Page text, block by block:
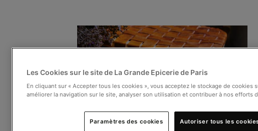
Les Cookies sur le site de La Grande Epicerie de Paris
En cliquant sur « Accepter tous les cookies », vous acceptez le stockage de cookies
améliorer la navigation sur le site, analyser son utilisation et contribuer à nos efforts
Paramètres des cookies Autoriser tous les